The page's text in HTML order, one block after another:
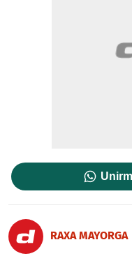
RAXA MAYORGA